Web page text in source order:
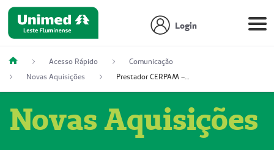
Login
Acesso Rápido
Comunicação
Novas Aquisições
Prestador CERPAM – Centro de Reabilitação S/S Ltda-ME (52004274-8)
Novas Aquisições